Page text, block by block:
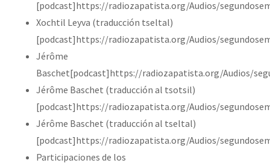
[podcast]https://radiozapatista.org/Audios/
Xochtil Leyva (traducción tseltal)
[podcast]https://radiozapatista.org/Audios/
Jérôme
Baschet[podcast]https://radiozapatista.org/Audios/
Jérôme Baschet (traducción al tsotsil)
[podcast]https://radiozapatista.org/Audios/
Jérôme Baschet (traducción al tseltal)
[podcast]https://radiozapatista.org/Audios/
Participaciones de los